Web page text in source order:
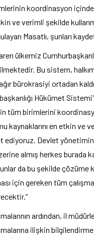
koordinasyon içinde
ve verimli şekilde
Masatlı, şunları
ülkemiz
Bu sistem,
bürokrasiyi ortadan
Hükümet
tüm birimlerini
kaynaklarını en etkin ve
ediyoruz. Devlet
almış herkes burada
da bu şekilde çözüme
için gereken tüm
ardından, il
ilişkin bilgilendirme